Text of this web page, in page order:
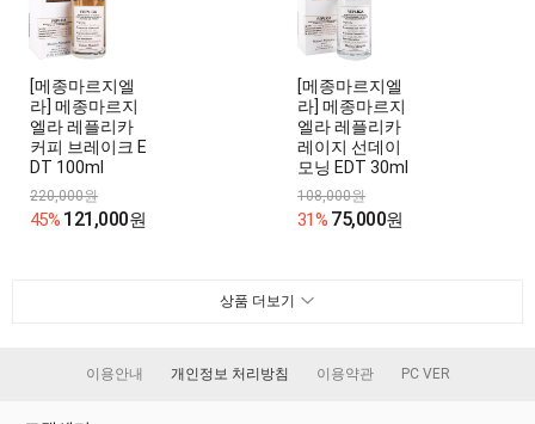
[메종마르지엘
라] 메종마르지
엘라 레플리카
커피 브레이크 E
DT 100ml
220,000원
45% 121,000원
[메종마르지엘
라] 메종마르지
엘라 레플리카
레이지 선데이
모닝 EDT 30ml
108,000원
31% 75,000원
상품 더보기
이용안내 개인정보 처리방침 이용약관 PC VER